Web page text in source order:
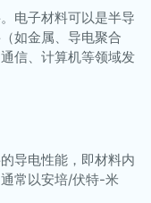
电子材料可以是半导
如金属、导电聚合
信、计算机等领域发
导电性能，即材料内
常以安培/伏特-米